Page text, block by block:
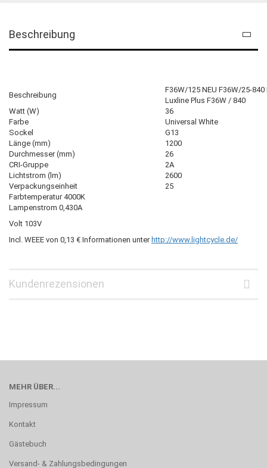
Beschreibung
Beschreibung
F36W/125 NEU F36W/25-840
Luxline Plus F36W / 840
Watt (W)
36
Farbe
Universal White
Sockel
G13
Länge (mm)
1200
Durchmesser (mm)
26
CRI-Gruppe
2A
Lichtstrom (lm)
2600
Verpackungseinheit
25
Farbtemperatur 4000K
Lampenstrom 0,430A
Volt 103V
Incl. WEEE von 0,13 € Informationen unterhttp://www.lightcycle.de/
Kundenrezensionen
MEHR ÜBER...
Impressum
Kontakt
Gästebuch
Versand- & Zahlungsbedingungen